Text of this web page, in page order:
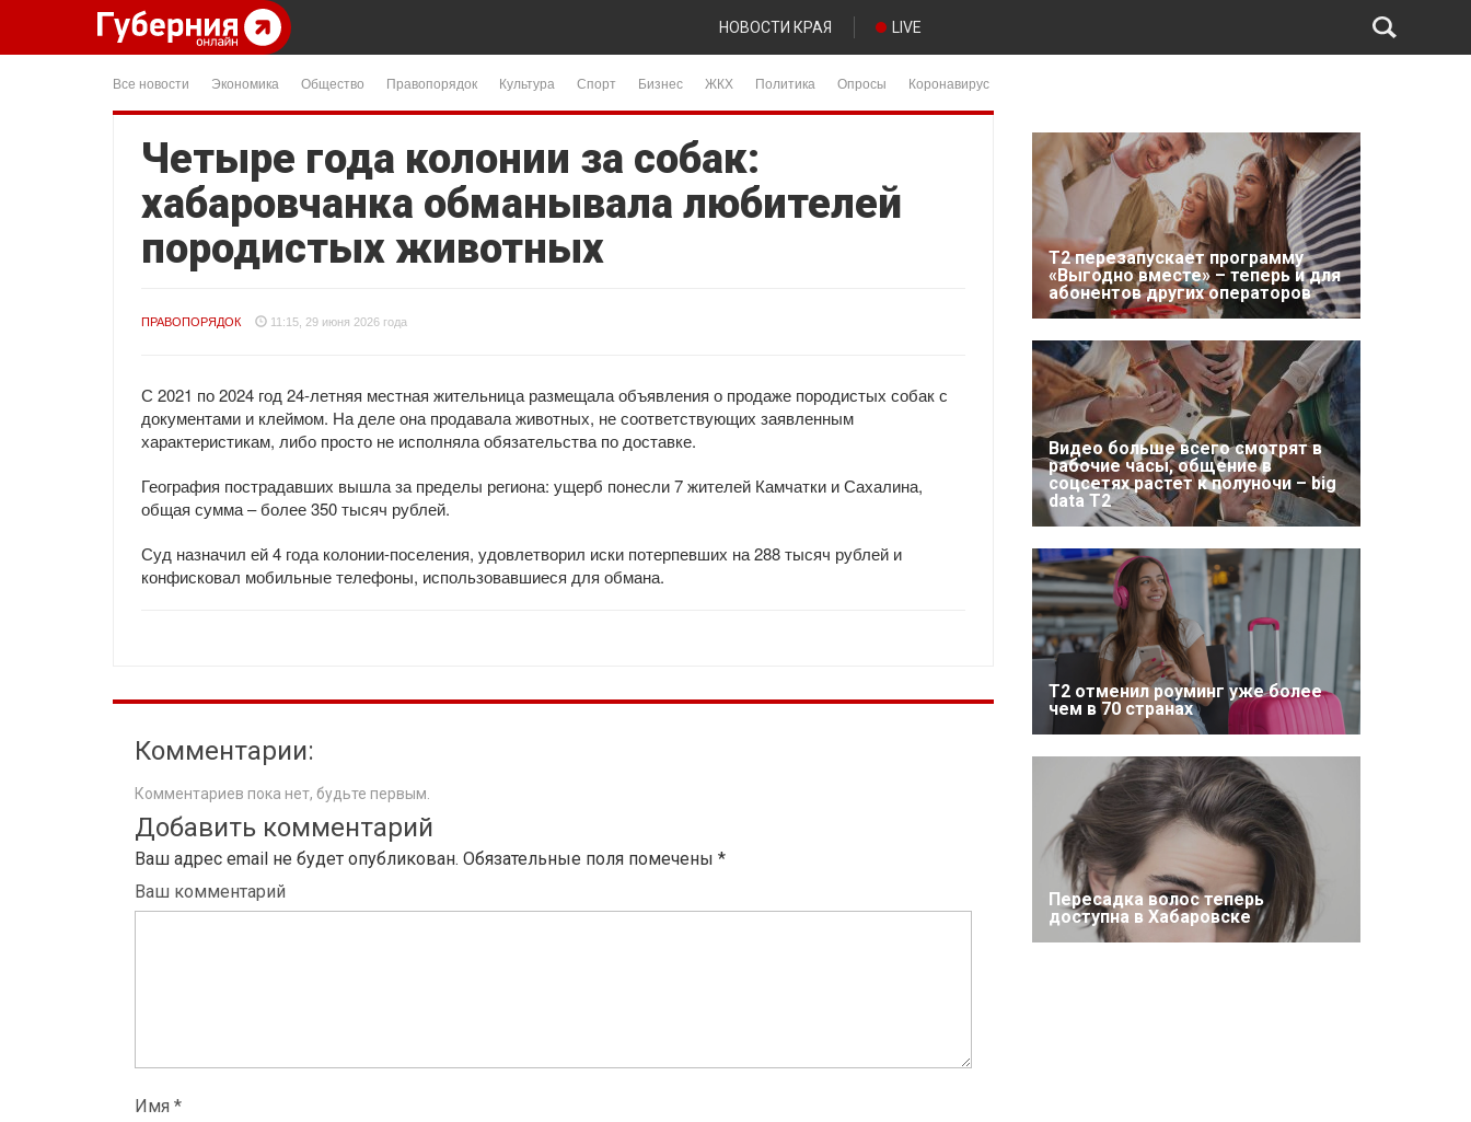
НОВОСТИ КРАЯ LIVE
Все новости Экономика Общество Правопорядок Культура Спорт Бизнес ЖКХ Политика Опросы Коронавирус
Четыре года колонии за собак:
хабаровчанка обманывала любителей
породистых животных
ПРАВОПОРЯДОК 11:15, 29 июня 2026 года
С 2021 по 2024 год 24-летняя местная жительница размещала объявления о продаже породистых собак с
документами и клеймом. На деле она продавала животных, не соответствующих заявленным
характеристикам, либо просто не исполняла обязательства по доставке.
География пострадавших вышла за пределы региона: ущерб понесли 7 жителей Камчатки и Сахалина,
общая сумма – более 350 тысяч рублей.
Суд назначил ей 4 года колонии-поселения, удовлетворил иски потерпевших на 288 тысяч рублей и
конфисковал мобильные телефоны, использовавшиеся для обмана.
Комментарии:
Комментариев пока нет, будьте первым.
Добавить комментарий
Ваш адрес email не будет опубликован. Обязательные поля помечены *
Ваш комментарий
Имя *
Т2 перезапускает программу
«Выгодно вместе» – теперь и для
абонентов других операторов
Видео больше всего смотрят в
рабочие часы, общение в
соцсетях растет к полуночи – big
data T2
Т2 отменил роуминг уже более
чем в 70 странах
Пересадка волос теперь
доступна в Хабаровске